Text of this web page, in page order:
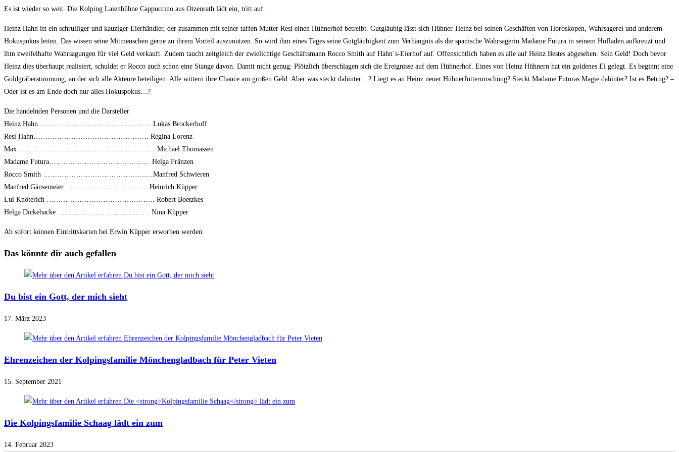
Es ist wieder so weit. Die Kolping Laienbühne Cappuccino aus Otzenrath lädt ein, tritt auf.
Heinz Hahn ist ein schrulliger und kauziger Eierhändler, der zusammen mit seiner taffen Mutter Resi einen Hühnerhof betreibt. Gutgläubig lässt sich Hühner-Heinz bei seinen Geschäften von Horoskopen, Wahrsagerei und anderem
Hokuspokus leiten. Das wissen seine Mitmenschen gerne zu ihrem Vorteil auszunutzen. So wird ihm eines Tages seine Gutgläubigkeit zum Verhängnis als die spanische Wahrsagerin Madame Futura in seinem Hofladen aufkreuzt und
ihm zweifelhafte Wahrsagungen für viel Geld verkauft. Zudem taucht zeitgleich der zwielichtige Geschäftsmann Rocco Smith auf Hahn´s-Eierhof auf. Offensichtlich haben es alle auf Heinz Bestes abgesehen. Sein Geld! Doch bevor
Heinz dies überhaupt realisiert, schuldet er Rocco auch schon eine Stange davon. Damit nicht genug: Plötzlich überschlagen sich die Ereignisse auf dem Hühnerhof. Eines von Heinz Hühnern hat ein goldenes Ei gelegt. Es beginnt eine
Goldgräberstimmung, an der sich alle Akteure beteiligen. Alle wittern ihre Chance am großen Geld. Aber was steckt dahinter…? Liegt es an Heinz neuer Hühnerfuttermischung? Steckt Madame Futuras Magie dahinter? Ist es Betrug? –
Oder ist es am Ende doch nur alles Hokuspokus…?
Die handelnden Personen und die Darsteller
Heinz Hahn………………………………………… Lukas Brockerhoff
Resi Hahn…………………………………………. Regina Lorenz
Max………………………………………………….. Michael Thomassen
Madame Futura……………………………………. Helga Fränzen
Rocco Smith ………………………………………..Manfred Schwieren
Manfred Gänsemeier …………………………….. Heinrich Küpper
Lui Knöterich ………………………………………. Robert Boetzkes
Helga Dickebacke ………………………………… Nina Küpper
Ab sofort können Eintrittskarten bei Erwin Küpper erworben werden.
Das könnte dir auch gefallen
Du bist ein Gott, der mich sieht
17. März 2023
Ehrenzeichen der Kolpingsfamilie Mönchengladbach für Peter Vieten
15. September 2021
Die Kolpingsfamilie Schaag lädt ein zum
14. Februar 2023